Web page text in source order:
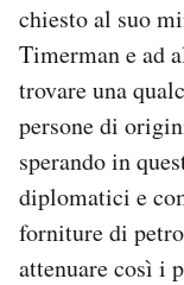
chiesto al suo
Timerman e ad
trovare una
persone di
sperando in
diplomatici e
forniture di
attenuare così i